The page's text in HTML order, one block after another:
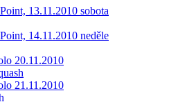
13.11.2010 sobota
14.11.2010 neděle
20.11.2010
21.11.2010